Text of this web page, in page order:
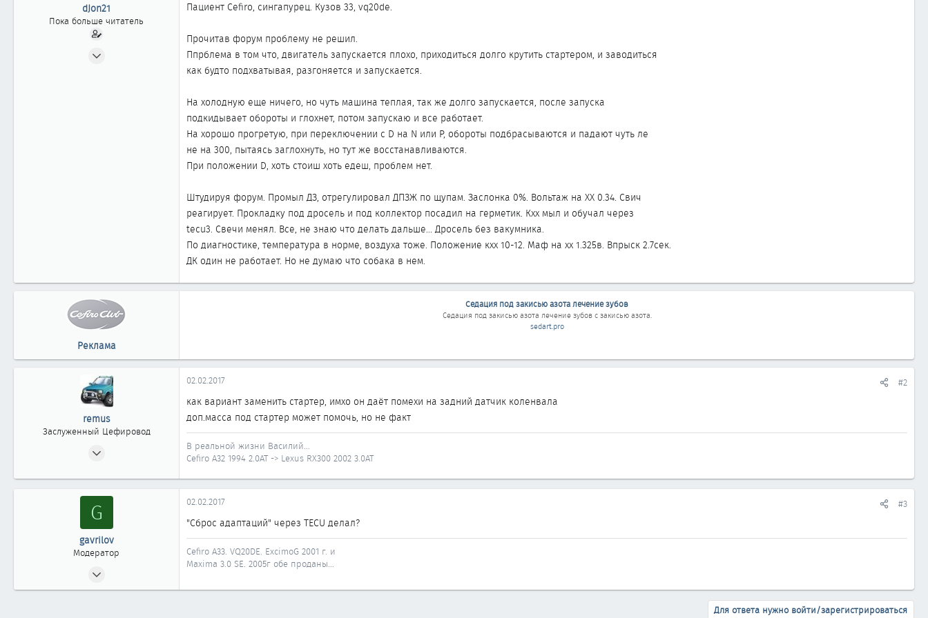
а dJon21
Пока больше читатель
Пациент Cefiro, сингапурец. Кузов 33, vq20de.
Прочитав форум проблему не решил.
Ппрблема в том что, двигатель запускается плохо, приходиться долго крутить стартером, и заводиться
как будто подхватывая, разгоняется и запускается.
На холодную еще ничего, но чуть машина теплая, так же долго запускается, после запуска
подкидывает обороты и глохнет, потом запускаю и все работает.
На хорошо прогретую, при переключении с D на N или P, обороты подбрасываются и падают чуть ле
не на 300, пытаясь заглохнуть, но тут же восстанавливаются.
При положении D, хоть стоиш хоть едеш, проблем нет.
Штудируя форум. Промыл ДЗ, отрегулировал ДПЗЖ по щупам. Заслонка 0%. Вольтаж на ХХ 0.34. Свич
реагирует. Прокладку под дросель и под коллектор посадил на герметик. Кхх мыл и обучал через
tecu3. Свечи менял. Все, не знаю что делать дальше... Дросель без вакумника.
По диагностике, температура в норме, воздуха тоже. Положение кхх 10-12. Маф на хх 1.325в. Впрыск 2.7сек.
ДК один не работает. Но не думаю что собака в нем.
Реклама
Седация под закисью азота лечение зубов
Седация под закисью азота лечение зубовс закисью азота.
sedart.pro
remus
Заслуженный Цефировод
6
Иркутская область
02.02.2017 #2
как вариант заменить стартер, имхо он даёт помехи на задний датчик коленвала
доп.масса под стартер может помочь, но не факт
В реальной жизни Василий...
Cefiro A32 1994 2.0AT -> Lexus RX300 2002 3.0AT
G
gavrilov
Модератор
3 725
02.02.2017 #3
"Сброс адаптаций" через ТЕСU делал?
Cefiro A33. VQ20DE. ExcimoG 2001 г. и
Maxima 3.0 SE. 2005г обе проданы...
Для ответа нужно войти/зарегистрироваться